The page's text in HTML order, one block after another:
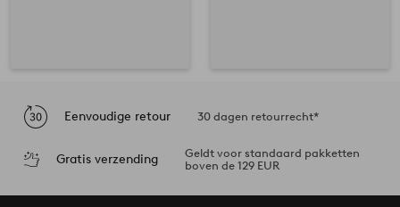
Eenvoudige retour 30 dagen retourrecht*
Gratis verzending
Geldt voor standaard pakketten
boven de 129 EUR